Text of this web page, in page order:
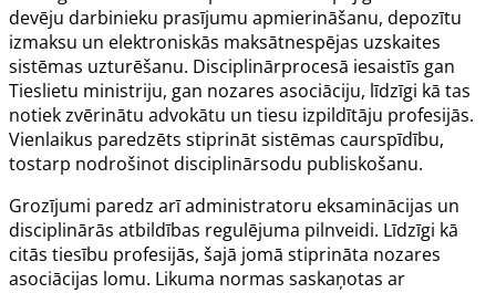
devēju darbinieku prasījumu apmierināšanu, depozītu
izmaksu un elektroniskās maksātnespējas uzskaites
sistēmas uzturēšanu. Disciplinārprocesā iesaistīs gan
Tieslietu ministriju, gan nozares asociāciju, līdzīgi kā tas
notiek zvērinātu advokātu un tiesu izpildītāju profesijās.
Vienlaikus paredzēts stiprināt sistēmas caurspīdību,
tostarp nodrošinot disciplinārsodu publiskošanu.
Grozījumi paredz arī administratoru eksaminācijas un
disciplinārās atbildības regulējuma pilnveidi. Līdzīgi kā
citās tiesību profesijās, šajā jomā stiprināta nozares
asociācijas lomu. Likuma normas saskaņotas ar